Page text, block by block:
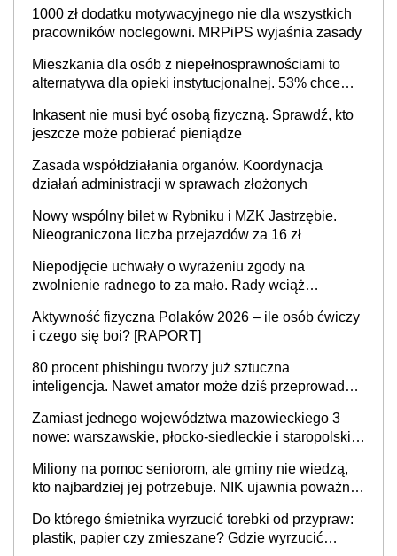
cały kraj
1000 zł dodatku motywacyjnego nie dla wszystkich
pracowników noclegowni. MRPiPS wyjaśnia zasady
Mieszkania dla osób z niepełnosprawnościami to
alternatywa dla opieki instytucjonalnej. 53% chce
Inkasent nie musi być osobą fizyczną. Sprawdź, kto
jeszcze może pobierać pieniądze
Zasada współdziałania organów. Koordynacja
działań administracji w sprawach złożonych
Nowy wspólny bilet w Rybniku i MZK Jastrzębie.
Nieograniczona liczba przejazdów za 16 zł
Niepodjęcie uchwały o wyrażeniu zgody na
zwolnienie radnego to za mało. Rady wciąż
sprawy
Aktywność fizyczna Polaków 2026 – ile osób ćwiczy
i czego się boi? [RAPORT]
80 procent phishingu tworzy już sztuczna
inteligencja. Nawet amator może dziś przeprowadzić
Zamiast jednego województwa mazowieckiego 3
nowe: warszawskie, płocko-siedleckie i staropolskie.
stołecznych
Miliony na pomoc seniorom, ale gminy nie wiedzą,
kto najbardziej jej potrzebuje. NIK ujawnia poważną
Do którego śmietnika wyrzucić torebki od przypraw:
plastik, papier czy zmieszane? Gdzie wyrzucić